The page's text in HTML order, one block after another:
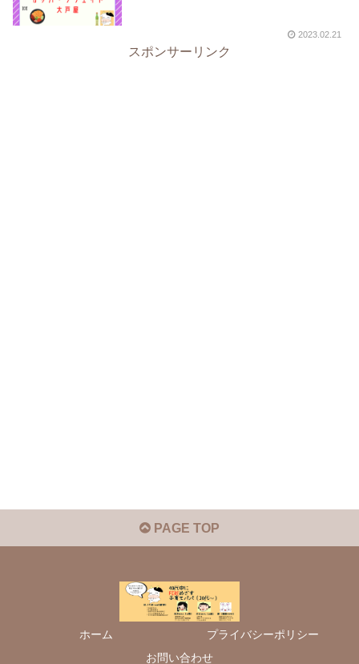
2023.02.21
スポンサーリンク
PAGE TOP
ホーム
プライバシーポリシー
お問い合わせ